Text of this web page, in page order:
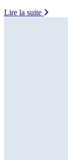
Lire la suite